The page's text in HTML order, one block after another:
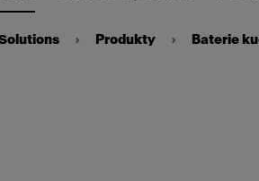
Produkty Baterie